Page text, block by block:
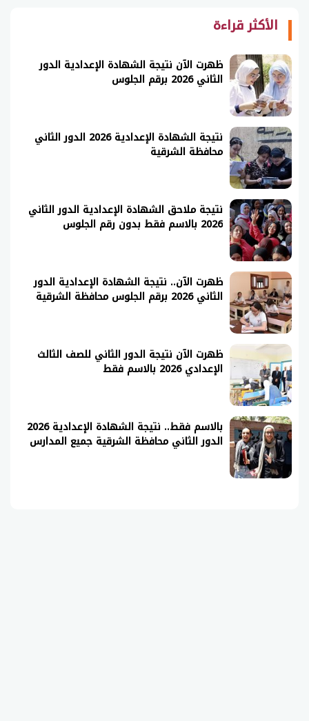
الأكثر قراءة
ظهرت الآن نتيجة الشهادة الإعدادية الدور
الثاني 2026 برقم الجلوس
نتيجة الشهادة الإعدادية 2026 الدور الثاني
محافظة الشرقية
نتيجة ملاحق الشهادة الإعدادية الدور الثاني
2026 بالاسم فقط بدون رقم الجلوس
ظهرت الآن.. نتيجة الشهادة الإعدادية الدور
الثاني 2026 برقم الجلوس محافظة الشرقية
ظهرت الآن نتيجة الدور الثاني للصف الثالث
الإعدادي 2026 بالاسم فقط
بالاسم فقط.. نتيجة الشهادة الإعدادية 2026
الدور الثاني محافظة الشرقية جميع المدارس